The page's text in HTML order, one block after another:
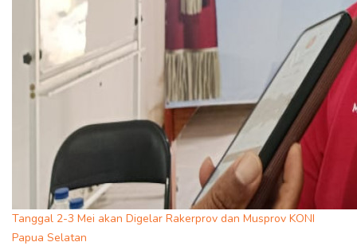
Tanggal 2-3 Mei akan Digelar Rakerprov dan Musprov KONI
Papua Selatan